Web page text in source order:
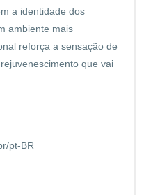
a identidade dos
ambiente mais
reforça a sensação de
que vai
pt-BR